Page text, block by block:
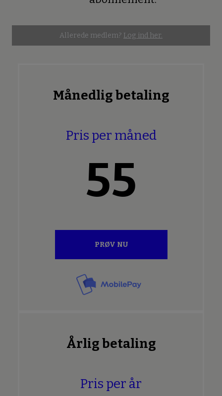
Allerede medlem? Log ind her.
Månedlig betaling
Pris per måned
55
PRØV NU
Årlig betaling
Pris per år